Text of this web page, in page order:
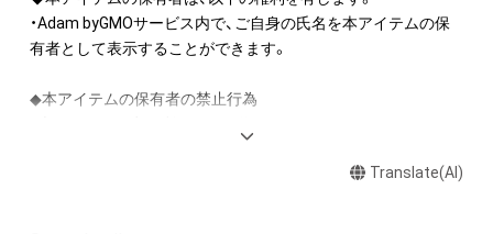
・Adam byGMOサービス内で、ご自身の氏名を本アイテムの保
有者として表示することができます。
◆本アイテムの保有者の禁止行為
Translate(AI)